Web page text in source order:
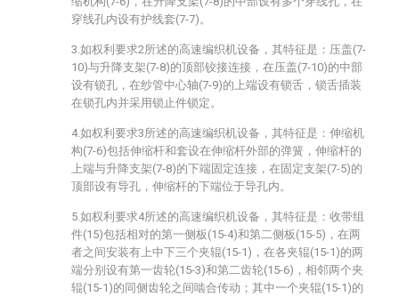
穿线孔内设有护线套(7-7)。
3.如权利要求2所述的高速编织机设备，其特征是：压盖(7-
10)与升降支架(7-8)的顶部铰接连接，在压盖(7-10)的中部
设有锁孔，在纱管中心轴(7-9)的上端设有锁舌，锁舌插装
在锁孔内并采用锁止件锁定。
4.如权利要求3所述的高速编织机设备，其特征是：伸缩机
构(7-6)包括伸缩杆和套设在伸缩杆外部的弹簧，伸缩杆的
上端与升降支架(7-8)的下端固定连接，在固定支架(7-5)的
顶部设有导孔，伸缩杆的下端位于导孔内。
5.如权利要求4所述的高速编织机设备，其特征是：收带组
件(15)包括相对的第一侧板(15-4)和第二侧板(15-5)，在两
者之间安装有上中下三个夹辊(15-1)，在各夹辊(15-1)的两
端分别设有第一齿轮(15-3)和第二齿轮(15-6)，相邻两个夹
辊(15-1)的同侧齿轮之间啮合传动；其中一个夹辊(15-1)的